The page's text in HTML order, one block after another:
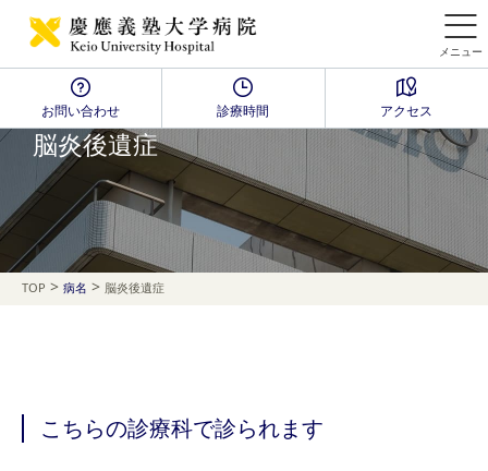
メニュー
お問い合わせ 診療時間 アクセス
Disease Name Search
脳炎後遺症
TOP > 病名 > 脳炎後遺症
こちらの診療科で診られます